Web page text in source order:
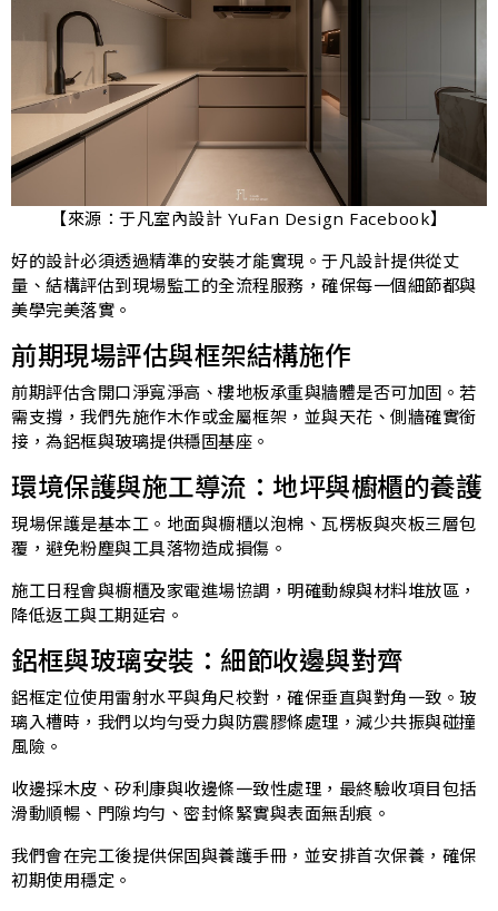
【來源：于凡室內設計 YuFan Design Facebook】
好的設計必須透過精準的安裝才能實現。于凡設計提供從丈
量、結構評估到現場監工的全流程服務，確保每一個細節都與
美學完美落實。
前期現場評估與框架結構施作
前期評估含開口淨寬淨高、樓地板承重與牆體是否可加固。若
需支撐，我們先施作木作或金屬框架，並與天花、側牆確實銜
接，為鋁框與玻璃提供穩固基座。
環境保護與施工導流：地坪與櫥櫃的養護
現場保護是基本工。地面與櫥櫃以泡棉、瓦楞板與夾板三層包
覆，避免粉塵與工具落物造成損傷。
施工日程會與櫥櫃及家電進場協調，明確動線與材料堆放區，
降低返工與工期延宕。
鋁框與玻璃安裝：細節收邊與對齊
鋁框定位使用雷射水平與角尺校對，確保垂直與對角一致。玻
璃入槽時，我們以均勻受力與防震膠條處理，減少共振與碰撞
風險。
收邊採木皮、矽利康與收邊條一致性處理，最終驗收項目包括
滑動順暢、門隙均勻、密封條緊實與表面無刮痕。
我們會在完工後提供保固與養護手冊，並安排首次保養，確保
初期使用穩定。